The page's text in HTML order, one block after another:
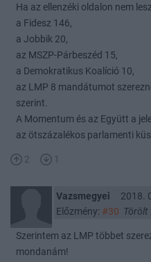
Ha az ellenzéki oldalon nem
a Fidesz 146,
a Jobbik 20,
az MSZP-Párbeszéd 15,
a Demokratikus Koalíció 10,
az LMP 8 mandátumot
szerint.
A Momentum és az Együtt a
az ötszázalékos parlamenti
2 1
Vazsmegyei
2018.
Előzmény: #30 Törölt
Szerintem az LMP többet
mondanám!